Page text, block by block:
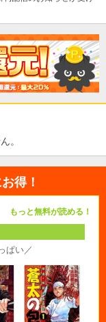
。
得！
もっと無料が読める！
ぱい／